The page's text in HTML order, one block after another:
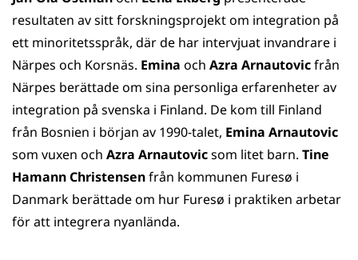
resultaten av sitt forskningsprojekt om integration på
ett minoritetsspråk, där de har intervjuat invandrare i
Närpes och Korsnäs. Emina och Azra Arnautovicfrån
Närpes berättade om sina personliga erfarenheter av
integration på svenska i Finland. De kom till Finland
från Bosnien i början av 1990-talet, Emina Arnautovic
som vuxen och Azra Arnautovicsom litet barn. Tine
Hamann Christensenfrån kommunen Furesø i
Danmark berättade om hur Furesø i praktiken arbetar
för att integrera nyanlända.